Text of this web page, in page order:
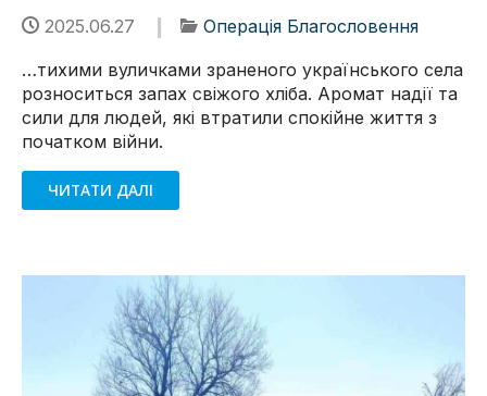
2025.06.27
Операція Благословення
…тихими вуличками зраненого українського села
розноситься запах свіжого хліба. Аромат надії та
сили для людей, які втратили спокійне життя з
початком війни.
ЧИТАТИ ДАЛІ